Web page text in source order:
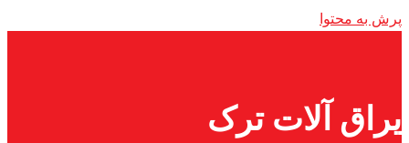
پرش به محتوا
یراق آلات ترک